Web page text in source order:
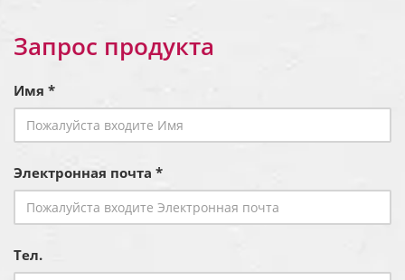
Запрос продукта
Имя *
Электронная почта *
Тел.